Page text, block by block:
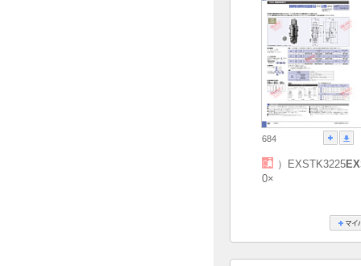
684
）EXSTK3225
0×